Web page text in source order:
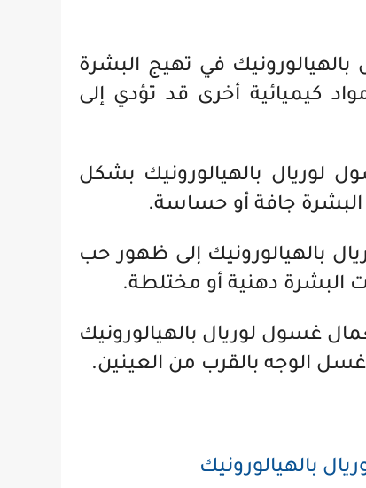
في تهيج البشرة
كيميائية أخرى قد تؤدي إلى
بالهيالورونيك بشكل
البشرة جافة أو حساسة.
بالهيالورونيك إلى ظهور حب
البشرة دهنية أو مختلطة.
غسول لوريال بالهيالورونيك
الوجه بالقرب من العينين.
بالهيالورونيك